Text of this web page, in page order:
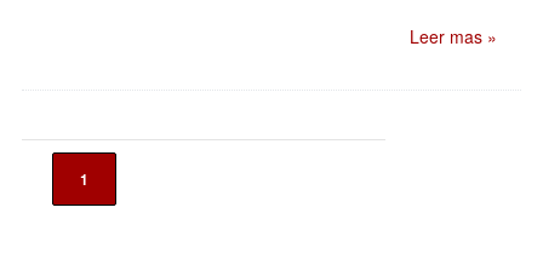
Leer mas »
1